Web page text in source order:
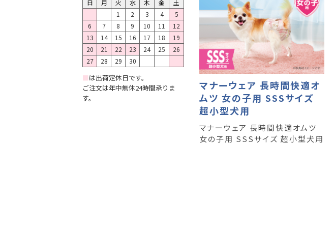
日 月 火 水 木 金
土
1
2 3 4
5
6
7 8 9 10 11
12
13
14 15 16 17 18
19
20
21 22 23 24 25
26
27
28 29 30
■は出荷定休日です。
ご注文は年中無休24時間承りま
す。
マナーウェア 長時間快適オ
ムツ 女の子用 SSSサイズ
超小型犬用
マナーウェア 長時間快適オムツ
女の子用 SSSサイズ 超小型犬用